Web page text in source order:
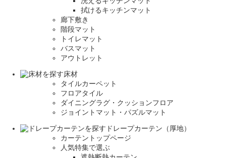
拭けるキッチンマット
廊下敷き
階段マット
トイレマット
バスマット
アウトレット
床材
タイルカーペット
フロアタイル
ダイニングラグ・クッションフロア
ジョイントマット・パズルマット
ドレープカーテン（厚地）
カーテントップページ
人気特集で選ぶ